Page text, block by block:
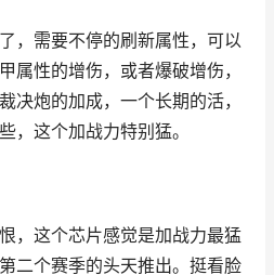
需要不停的刷新属性，可以
属性的增伤，或者爆破增伤，
决炮的加成，一个长期的活，
，这个加战力特别猛。
这个芯片感觉是加战力最猛
二个赛季的头天推出。挺看脸